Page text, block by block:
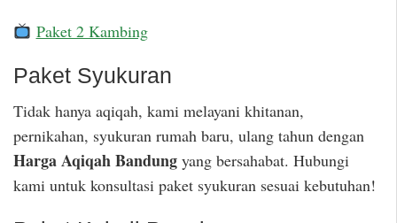
Paket 2 Kambing
Paket Syukuran
Tidak hanya aqiqah, kami melayani khitanan,
pernikahan, syukuran rumah baru, ulang tahun dengan
Harga Aqiqah Bandung yang bersahabat. Hubungi
kami untuk konsultasi paket syukuran sesuai kebutuhan!